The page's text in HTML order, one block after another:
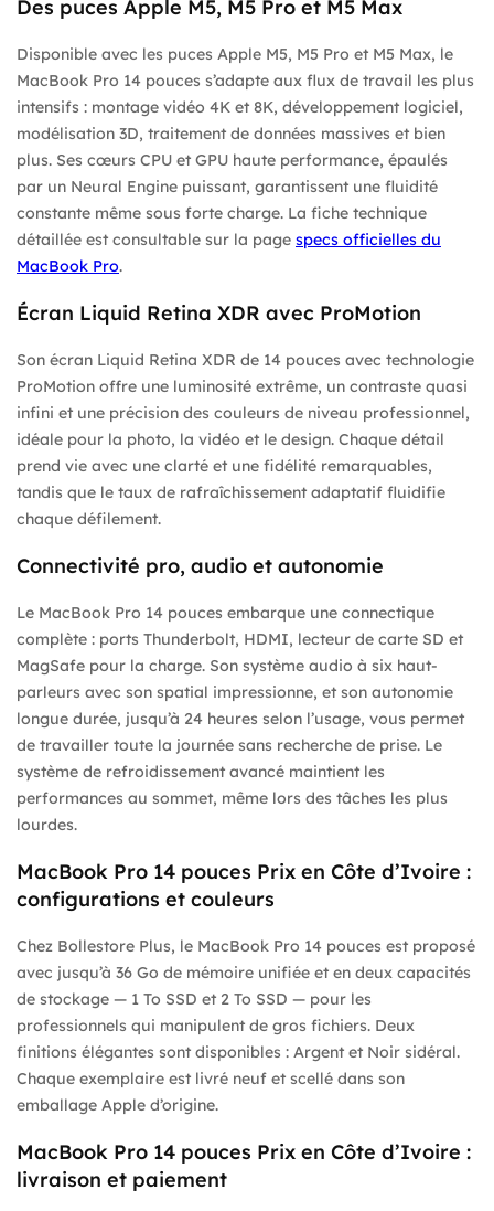
Des puces Apple M5, M5 Pro et M5 Max
Disponible avec les puces Apple M5, M5 Pro et M5 Max, le
MacBook Pro 14 pouces s’adapte aux flux de travail les plus
intensifs : montage vidéo 4K et 8K, développement logiciel,
modélisation 3D, traitement de données massives et bien
plus. Ses cœurs CPU et GPU haute performance, épaulés
par un Neural Engine puissant, garantissent une fluidité
constante même sous forte charge. La fiche technique
détaillée est consultable sur la page specs officielles du
MacBook Pro.
Écran Liquid Retina XDR avec ProMotion
Son écran Liquid Retina XDR de 14 pouces avec technologie
ProMotion offre une luminosité extrême, un contraste quasi
infini et une précision des couleurs de niveau professionnel,
idéale pour la photo, la vidéo et le design. Chaque détail
prend vie avec une clarté et une fidélité remarquables,
tandis que le taux de rafraîchissement adaptatif fluidifie
chaque défilement.
Connectivité pro, audio et autonomie
Le MacBook Pro 14 pouces embarque une connectique
complète : ports Thunderbolt, HDMI, lecteur de carte SD et
MagSafe pour la charge. Son système audio à six haut-
parleurs avec son spatial impressionne, et son autonomie
longue durée, jusqu’à 24 heures selon l’usage, vous permet
de travailler toute la journée sans recherche de prise. Le
système de refroidissement avancé maintient les
performances au sommet, même lors des tâches les plus
lourdes.
MacBook Pro 14 pouces Prix en Côte d’Ivoire :
configurations et couleurs
Chez Bollestore Plus, le MacBook Pro 14 pouces est proposé
avec jusqu’à 36 Go de mémoire unifiée et en deux capacités
de stockage — 1 To SSD et 2 To SSD — pour les
professionnels qui manipulent de gros fichiers. Deux
finitions élégantes sont disponibles : Argent et Noir sidéral.
Chaque exemplaire est livré neuf et scellé dans son
emballage Apple d’origine.
MacBook Pro 14 pouces Prix en Côte d’Ivoire :
livraison et paiement